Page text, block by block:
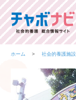
ホーム 社会的養護施